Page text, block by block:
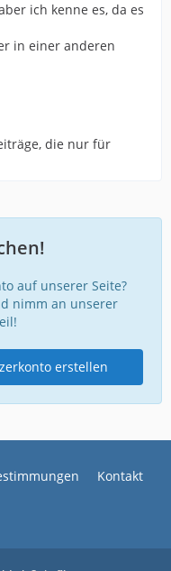
ich kenne es, da es
in einer anderen
die nur für
auf unserer Seite?
nimm an unserer
erstellen
Kontakt